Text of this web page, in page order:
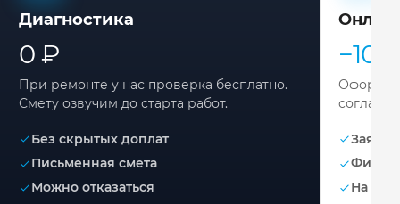
Диагностика
0 ₽
При ремонте у нас проверка бесплатно.
Смету озвучим до старта работ.
Без скрытых доплат
Письменная смета
Можно отказаться
−10%
Заявка
На